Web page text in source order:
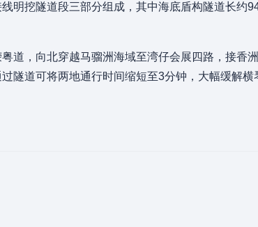
明挖隧道段三部分组成，其中海底盾构隧道长约
道，向北穿越马骝洲海域至湾仔会展四路，接香
隧道可将两地通行时间缩短至3分钟，大幅缓解横